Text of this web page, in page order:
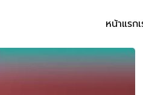
หน้าแรก